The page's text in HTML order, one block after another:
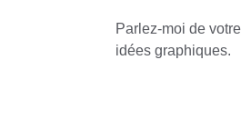
Parlez-moi de
idées graphiques.